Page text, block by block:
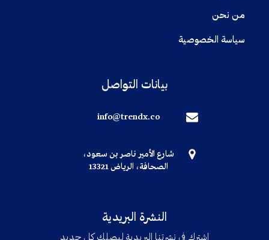
من نحن
سياسة الخصوصية
بيانات التواصل
info@trendx.co
شارع الأمير ناصر بن سعود،
الصحافة، الرياض 13321
النشرة البريدية
اشترك في نشرتنا البريدية ليصلك كل جديد